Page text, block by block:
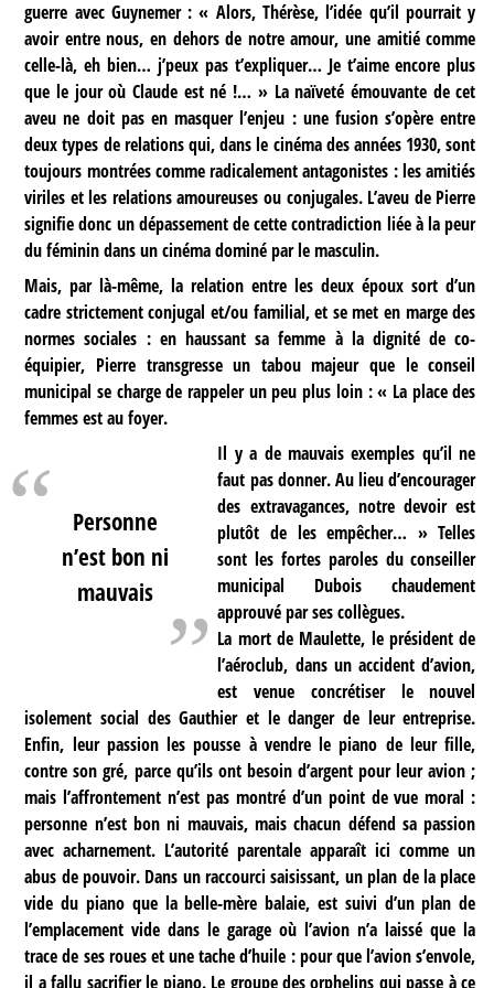
guerre avec Guynemer : « Alors, Thérèse, l’idée qu’il pourrait y
avoir entre nous, en dehors de notre amour, une amitié comme
celle-là, eh bien… j’peux pas t’expliquer… Je t’aime encore plus
que le jour où Claude est né !… » La naïveté émouvante de cet
aveu ne doit pas en masquer l’enjeu : une fusion s’opère entre
deux types de relations qui, dans le cinéma des années 1930, sont
toujours montrées comme radicalement antagonistes : les amitiés
viriles et les relations amoureuses ou conjugales. L’aveu de Pierre
signifie donc un dépassement de cette contradiction liée à la peur
du féminin dans un cinéma dominé par le masculin.
Mais, par là-même, la relation entre les deux époux sort d’un
cadre strictement conjugal et/ou familial, et se met en marge des
normes sociales : en haussant sa femme à la dignité de co-
équipier, Pierre transgresse un tabou majeur que le conseil
municipal se charge de rappeler un peu plus loin : « La place des
femmes est au foyer.
Personne
n’est bon ni
mauvais
Il y a de mauvais exemples qu’il ne
faut pas donner. Au lieu d’encourager
des extravagances, notre devoir est
plutôt de les empêcher… » Telles
sont les fortes paroles du conseiller
municipal Dubois chaudement
approuvé par ses collègues.
La mort de Maulette, le président de
l’aéroclub, dans un accident d’avion,
est venue concrétiser le nouvel
isolement social des Gauthier et le danger de leur entreprise.
Enfin, leur passion les pousse à vendre le piano de leur fille,
contre son gré, parce qu’ils ont besoin d’argent pour leur avion ;
mais l’affrontement n’est pas montré d’un point de vue moral :
personne n’est bon ni mauvais, mais chacun défend sa passion
avec acharnement. L’autorité parentale apparaît ici comme un
abus de pouvoir. Dans un raccourci saisissant, un plan de la place
vide du piano que la belle-mère balaie, est suivi d’un plan de
l’emplacement vide dans le garage où l’avion n’a laissé que la
trace de ses roues et une tache d’huile : pour que l’avion s’envole,
il a fallu sacrifier le piano. Le groupe des orphelins qui passe à ce